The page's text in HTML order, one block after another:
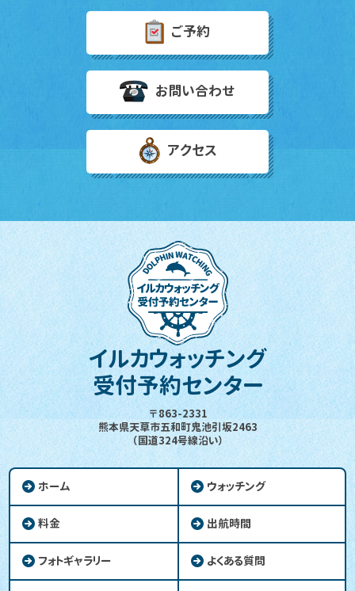
ご予約
お問い合わせ
アクセス
イルカウォッチング
受付予約センター
〒863-2331
熊本県天草市五和町鬼池引坂2463
（国道324号線沿い）
ホーム ウォッチング
料金 出航時間
フォトギャラリー よくある質問